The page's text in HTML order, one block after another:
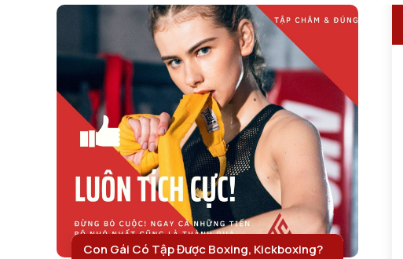
Con Gái Có Tập Được Boxing, Kickboxing?